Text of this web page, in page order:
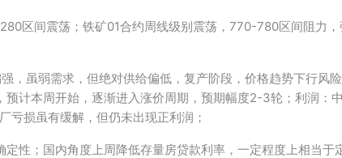
区间震荡；铁矿01合约周线级别震荡，770-780区间阻力
虽弱需求，但绝对供给偏低，复产阶段，价格趋势下行风
计本周开始，逐渐进入涨价周期，预期幅度2-3轮；利润：
亏损虽有缓解，但仍未出现正利润；
性；国内角度上周降低存量房贷款利率，一定程度上相当于